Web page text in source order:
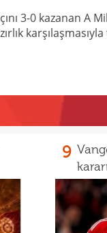
3-0 kazanan A
9